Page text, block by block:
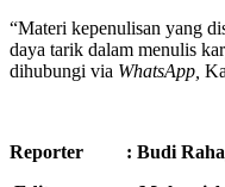
“Materi kepenulisan yang
daya tarik dalam menulis
dihubungi via WhatsApp,
Reporter : Budi